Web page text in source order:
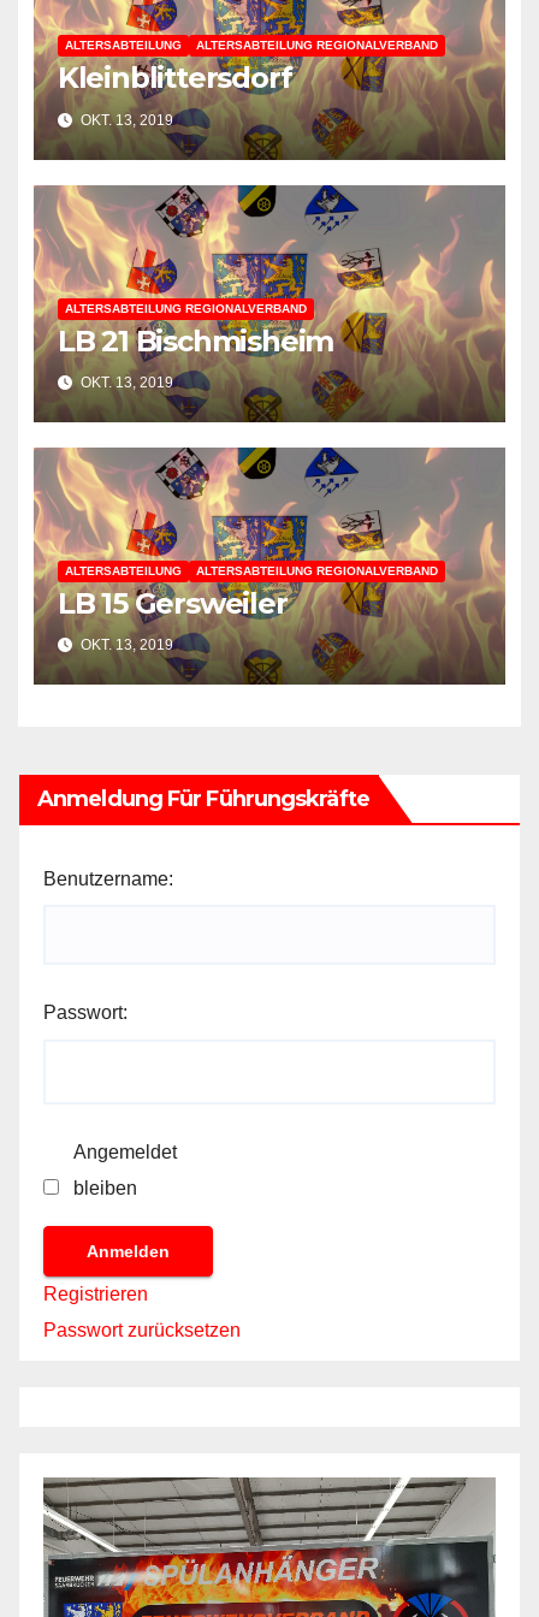
ALTERSABTEILUNG ALTERSABTEILUNG REGIONALVERBAND
Kleinblittersdorf
OKT. 13, 2019
ALTERSABTEILUNG REGIONALVERBAND
LB 21 Bischmisheim
OKT. 13, 2019
ALTERSABTEILUNG ALTERSABTEILUNG REGIONALVERBAND
LB 15 Gersweiler
OKT. 13, 2019
Anmeldung Für Führungskräfte
Benutzername:
Passwort:
Angemeldet
bleiben
Anmelden
Registrieren
Passwort zurücksetzen